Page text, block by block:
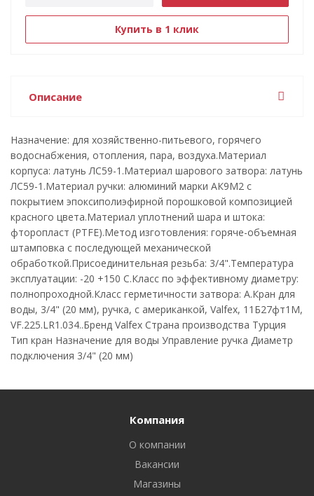
Купить в 1 клик
Описание
Назначение: для хозяйственно-питьевого, горячего
водоснабжения, отопления, пара, воздуха.Материал
корпуса: латунь ЛС59-1.Материал шарового затвора: латунь
ЛС59-1.Материал ручки: алюминий марки АК9М2 с
покрытием эпоксиполиэфирной порошковой композицией
красного цвета.Материал уплотнений шара и штока:
фторопласт (PTFE).Метод изготовления: горяче-объемная
штамповка с последующей механической
обработкой.Присоединительная резьба: 3/4".Температура
эксплуатации: -20 +150 С.Класс по эффективному диаметру:
полнопроходной.Класс герметичности затвора: А.Кран для
воды, 3/4" (20 мм), ручка, с американкой, Valfex, 11Б27фт1М,
VF.225.LR1.034..Бренд Valfex Страна производства Турция
Тип кран Назначение для воды Управление ручка Диаметр
подключения 3/4" (20 мм)
Компания
О компании
Вакансии
Магазины